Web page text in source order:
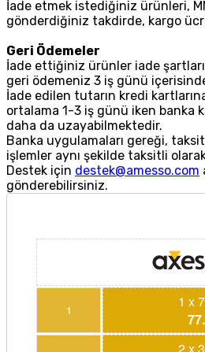
İade etmek istediğiniz ürünleri,
gönderdiğiniz takdirde, kargo
Geri Ödemeler
İade ettiğiniz ürünler iade
geri ödemeniz 3 iş günü
İade edilen tutarın kredi
ortalama 1-3 iş günü iken banka
daha da uzayabilmektedir.
Banka uygulamaları gereği,
işlemler aynı şekilde taksitli
Destek için destek@amesso.com
gönderebilirsiniz.
1
1 x